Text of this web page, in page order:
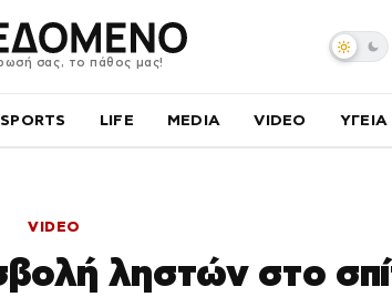
σας, το πάθος μας!
SPORTS LIFE MEDIA VIDEO ΥΓΕΙΑ
VIDEO
ληστών στο